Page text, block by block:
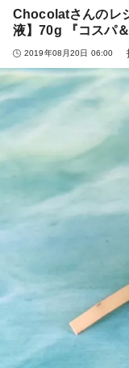
Chocolatさんのレ
液】70g 『コスパ
2019年08月20日 06:00